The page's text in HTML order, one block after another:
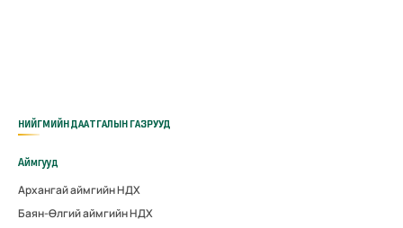
НИЙГМИЙН ДААТГАЛЫН ГАЗРУУД
Аймгууд
Архангай аймгийн НДХ
Баян-Өлгий аймгийн НДХ